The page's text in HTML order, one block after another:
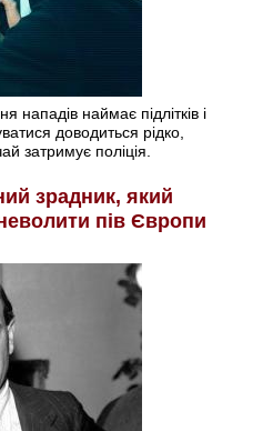
нападів наймає підлітків і
доводиться рідко,
затримує поліція.
зрадник, який
пів Європи